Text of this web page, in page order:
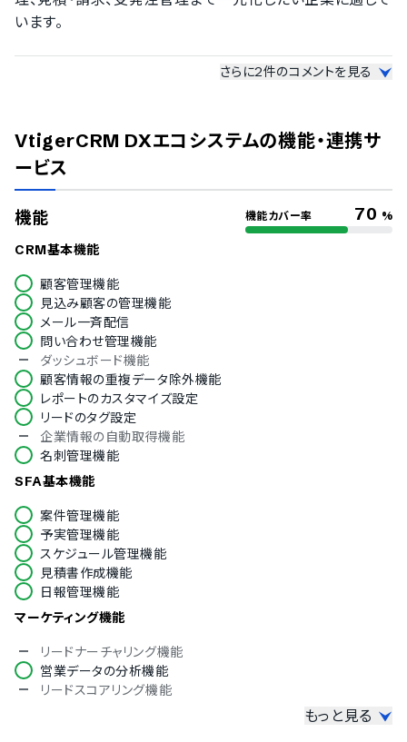
ポルトガル語
ロシア語
ブルガリア語
クロアチア語
ヒンディー語
ポーランド語
トルコ語
ベトナム語
います。
利用者から特に嬉しかった声や、印象に残った評価
ポートが不安だった」という声をよくいただきます。日本語
で相談しながら導入でき、現場の業務に合わせて画面や帳
価いただいています。
— 導入後のサポート体制や運用支援で、特に意識して
CRMは導入して終わりではなく、現場で継続的に使われる
状態にすることが重要だと考えています。サーバー構築、日
本語化、初期設定、データ移行、操作レクチャー、運用後の
問い合わせ対応まで、企業ごとの業務フローに合わせて段
階的に伴走します。
さらに2件のコメントを見る
VtigerCRM DXエコシステムの機能・連携サ
ービス
機能 機能カバー率 70 %
CRM基本機能
顧客管理機能
見込み顧客の管理機能
メール一斉配信
問い合わせ管理機能
ダッシュボード機能
顧客情報の重複データ除外機能
レポートのカスタマイズ設定
リードのタグ設定
企業情報の自動取得機能
名刺管理機能
SFA基本機能
案件管理機能
予実管理機能
スケジュール管理機能
見積書作成機能
日報管理機能
マーケティング機能
リードナーチャリング機能
営業データの分析機能
リードスコアリング機能
もっと見る